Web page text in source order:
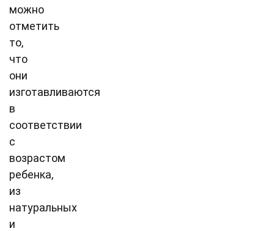
можно
отметить
то,
что
они
изготавливаются
в
соответствии
с
возрастом
ребенка,
из
натуральных
и